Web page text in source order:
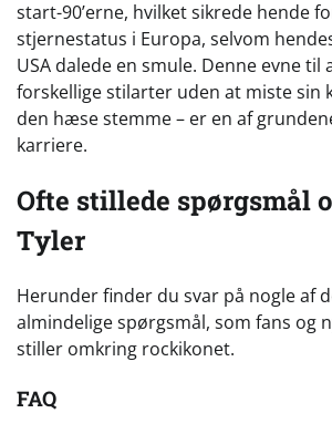
start-90’erne, hvilket sikrede hende
stjernestatus i Europa, selvom
USA dalede en smule. Denne evne til
forskellige stilarter uden at miste sin
den hæse stemme – er en af
karriere.
Ofte stillede spørgsmål
Tyler
Herunder finder du svar på nogle af
almindelige spørgsmål, som fans og
stiller omkring rockikonet.
FAQ